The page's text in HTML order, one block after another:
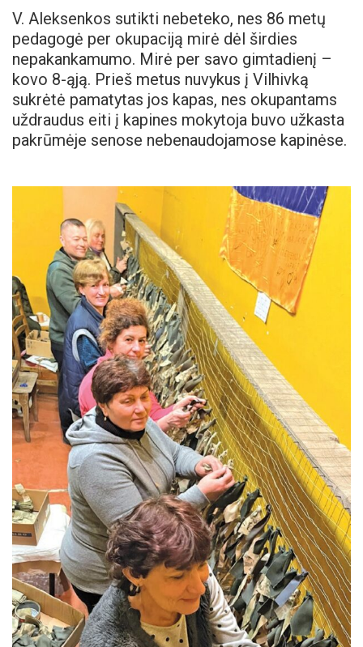
V. Aleksenkos sutikti nebeteko, nes 86 metų
pedagogė per okupaciją mirė dėl širdies
nepakankamumo. Mirė per savo gimtadienį –
kovo 8-ąją. Prieš metus nuvykus į Vilhivką
sukrėtė pamatytas jos kapas, nes okupantams
uždraudus eiti į kapines mokytoja buvo užkasta
pakrūmėje senose nebenaudojamose kapinėse.